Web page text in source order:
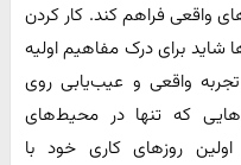
واقعی فراهم کند. کار کردن
برای درک مفاهیم اولیه
واقعی و عیب‌یابی روی
که تنها در محیط‌های
روزهای کاری خود با